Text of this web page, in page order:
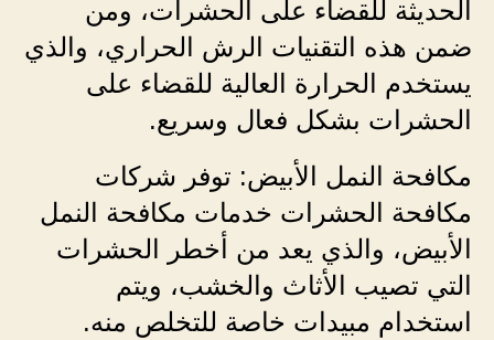
الحديثة للقضاء على الحشرات، ومن
ضمن هذه التقنيات الرش الحراري، والذي
يستخدم الحرارة العالية للقضاء على
الحشرات بشكل فعال وسريع.
مكافحة النمل الأبيض: توفر شركات
مكافحة الحشرات خدمات مكافحة النمل
الأبيض، والذي يعد من أخطر الحشرات
التي تصيب الأثاث والخشب، ويتم
استخدام مبيدات خاصة للتخلص منه.